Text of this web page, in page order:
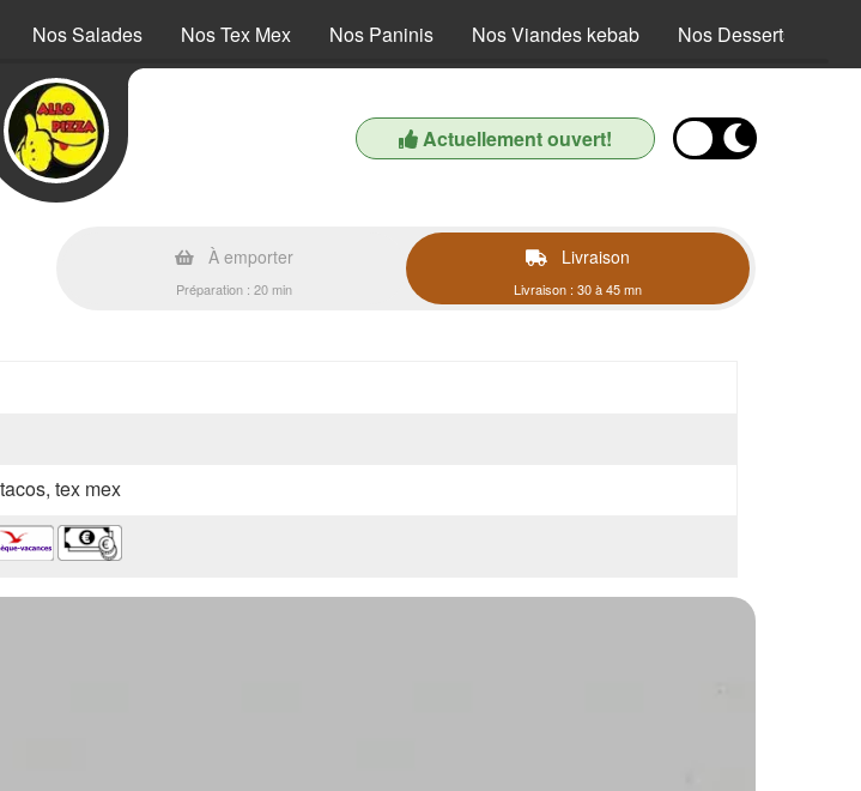
Nos Salades Nos Tex Mex Nos Paninis Nos Viandes kebab Nos Desserts
Actuellement ouvert!
À emporter
Préparation : 20 min
Livraison
Livraison : 30 à 45 mn
tex mex